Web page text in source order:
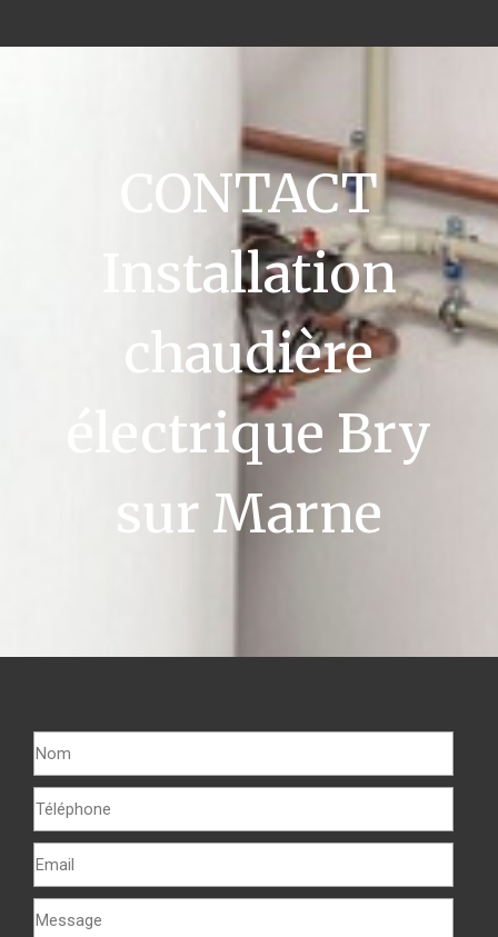
CONTACT
Installation
chaudière
électrique Bry
sur Marne